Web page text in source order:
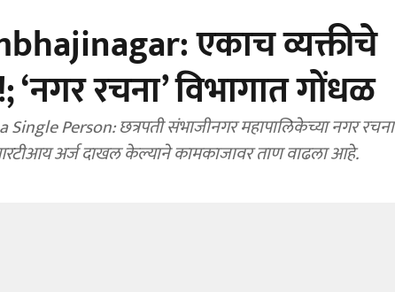
एकाच व्यक्तीचे
रचना’ विभागात गोंधळ
Person: छत्रपती संभाजीनगर महापालिकेच्या नगर रचना
अर्ज दाखल केल्याने कामकाजावर ताण वाढला आहे.